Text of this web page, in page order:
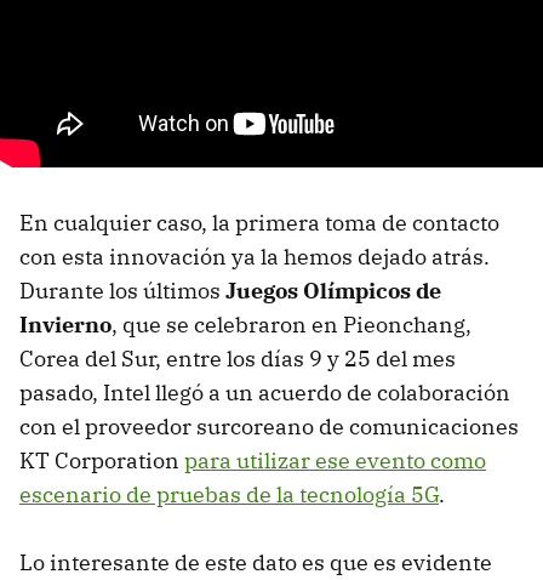
En cualquier caso, la primera toma de contacto
con esta innovación ya la hemos dejado atrás.
Durante los últimos Juegos Olímpicos de
Invierno, que se celebraron en Pieonchang,
Corea del Sur, entre los días 9 y 25 del mes
pasado, Intel llegó a un acuerdo de colaboración
con el proveedor surcoreano de comunicaciones
KT Corporation para utilizar ese evento como
escenario de pruebas de la tecnología 5G.
Lo interesante de este dato es que es evidente